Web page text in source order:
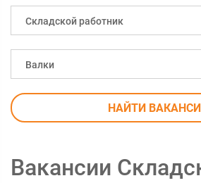
Складской работник
Валки
НАЙТИ
Вакансии